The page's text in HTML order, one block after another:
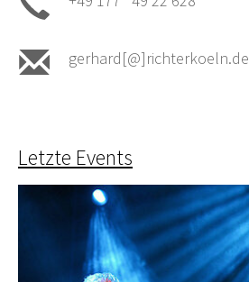
gerhard[@]richterkoeln.de
Letzte Events